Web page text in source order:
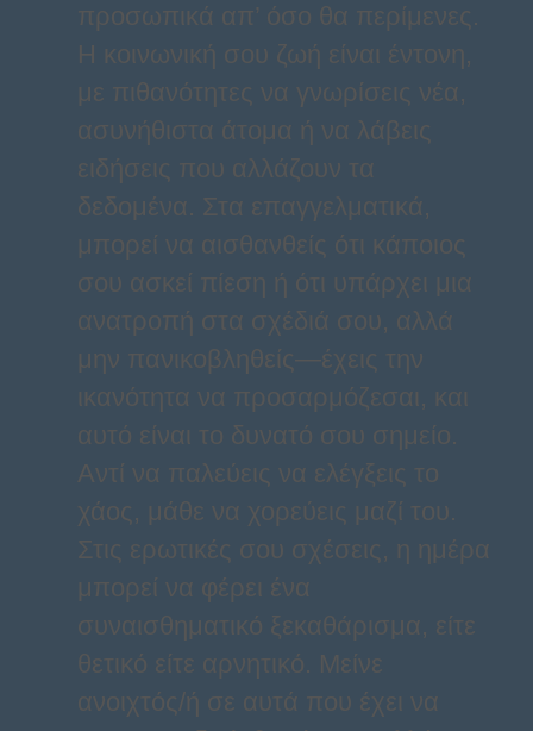
προσωπικά απ’ όσο θα περίμενες.
Η κοινωνική σου ζωή είναι έντονη,
με πιθανότητες να γνωρίσεις νέα,
ασυνήθιστα άτομα ή να λάβεις
ειδήσεις που αλλάζουν τα
δεδομένα. Στα επαγγελματικά,
μπορεί να αισθανθείς ότι κάποιος
σου ασκεί πίεση ή ότι υπάρχει μια
ανατροπή στα σχέδιά σου, αλλά
μην πανικοβληθείς—έχεις την
ικανότητα να προσαρμόζεσαι, και
αυτό είναι το δυνατό σου σημείο.
Αντί να παλεύεις να ελέγξεις το
χάος, μάθε να χορεύεις μαζί του.
Στις ερωτικές σου σχέσεις, η ημέρα
μπορεί να φέρει ένα
συναισθηματικό ξεκαθάρισμα, είτε
θετικό είτε αρνητικό. Μείνε
ανοιχτός/ή σε αυτά που έχει να